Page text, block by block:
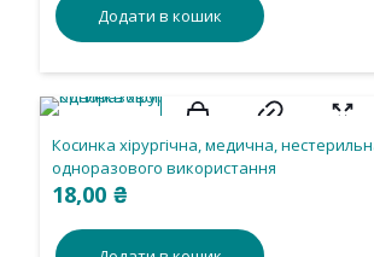
Додати в кошик
Косинка хірургічна, медична,
одноразового використання
18,00 ₴